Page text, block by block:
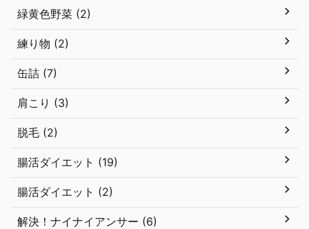
緑黄色野菜 (2)
練り物 (2)
缶詰 (7)
肩こり (3)
脱毛 (2)
腸活ダイエット (19)
腸活ダイエット (2)
解決！ナイナイアンサー (6)